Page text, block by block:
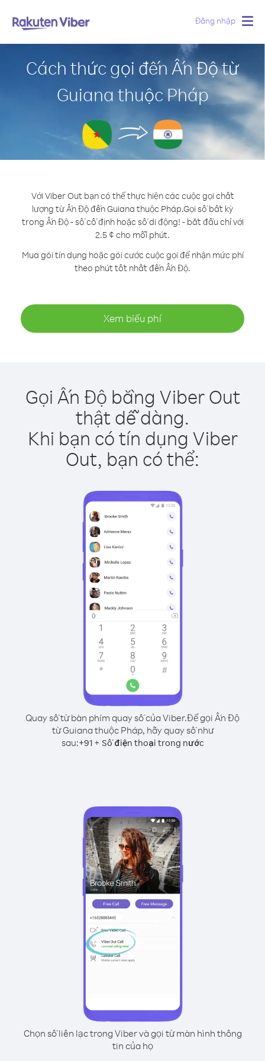
Đăng nhập
Cách thức gọi đến Ấn Độ từ
Guiana thuộc Pháp
Với Viber Out bạn có thể thực hiện các cuộc gọi chất
lượng từ Ấn Độ đến Guiana thuộc Pháp.Gọi số bất kỳ
trong Ấn Độ - số cố định hoặc số di động! - bắt đầu chỉ với
2.5 ¢ cho mỗi phút.
Mua gói tín dụng hoặc gói cước cuộc gọi để nhận mức phí
theo phút tốt nhất đến Ấn Độ.
Xem biểu phí
Gọi Ấn Độ bằng Viber Out
thật dễ dàng.
Khi bạn có tín dụng Viber
Out, bạn có thể:
Quay số từ bàn phím quay số của Viber.Để gọi Ấn Độ
từ Guiana thuộc Pháp, hãy quay số như
sau:+91+ Số điện thoại trong nước
Chọn số liên lạc trong Viber và gọi từ màn hình thông
tin của họ